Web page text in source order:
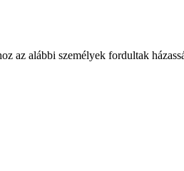
az alábbi személyek fordultak